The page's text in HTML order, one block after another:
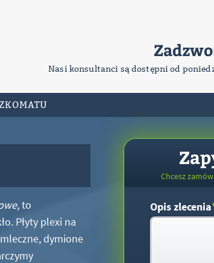
Nasi konsultanci są dostępni od
, to
Płyty plexi na
dymione
Chcesz
Opis zlecenia